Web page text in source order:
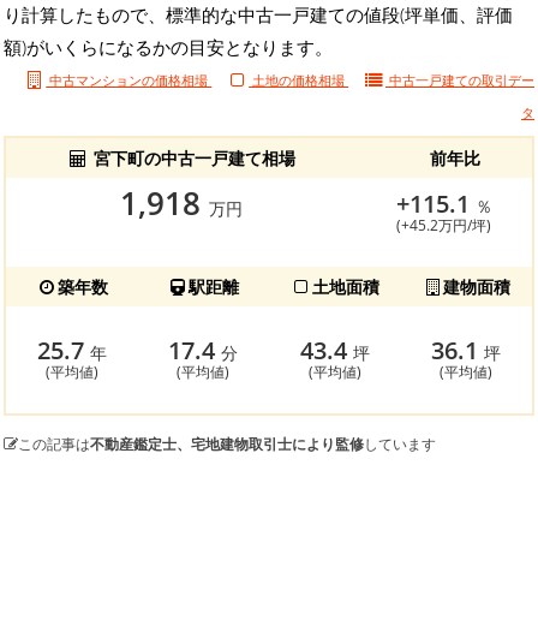
り計算したもので、標準的な中古一戸建ての値段(坪単価、評価
額)がいくらになるかの目安となります。
中古マンションの価格相場 土地の価格相場 中古一戸建ての取引デー
タ
宮下町の中古一戸建て相場 前年比
1,918 万円 +115.1 ％
(+45.2万円/坪)
築年数 駅距離 土地面積 建物面積
25.7 年
(平均値)
17.4分
(平均値)
43.4 坪
(平均値)
36.1坪
(平均値)
この記事は不動産鑑定士、宅地建物取引士により監修しています